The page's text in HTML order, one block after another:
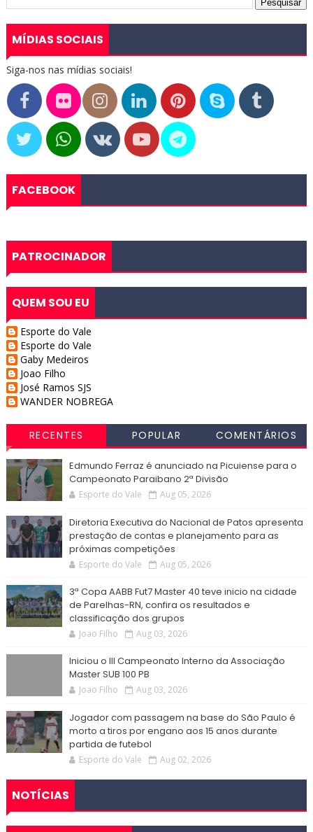
MÍDIAS SOCIAIS
Siga-nos nas mídias sociais!
FACEBOOK
PATROCINADOR
QUEM SOU EU
Esporte do Vale
Esporte do Vale
Gaby Medeiros
Joao Filho
José Ramos SJS
WANDER NOBREGA
RECENTES POPULAR COMENTÁRIOS
Edmundo Ferraz é anunciado na Picuiense para o
Campeonato Paraibano 2ª Divisão
Esporte do Vale Aug 05, 2026
Diretoria Executiva do Nacional de Patos apresenta
prestação de contas e planejamento para as
próximas competições
Esporte do Vale Aug 05, 2026
3ª Copa AABB Fut7 Master 40 teve inicio na cidade
de Parelhas-RN, confira os resultados e
classificação dos grupos
Joao Filho Aug 03, 2026
Iniciou o III Campeonato Interno da Associação
Master SUB 100 PB
Joao Filho Aug 03, 2026
Jogador com passagem na base do São Paulo é
morto a tiros por engano aos 15 anos durante
partida de futebol
Esporte do Vale Aug 02, 2026
NOTÍCIAS